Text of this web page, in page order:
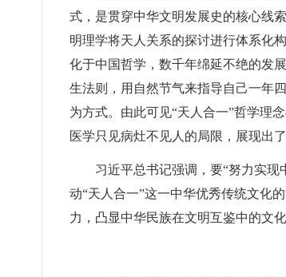
式，是贯穿中华文明发展史的核心线
明理学将天人关系的探讨进行体系化
化于中国哲学，数千年绵延不绝的发
生法则，用自然节气来指导自己一年
为方式。由此可见“天人合一”哲学理
医学只见病灶不见人的局限，展现出
习近平总书记强调，要“努力实
动“天人合一”这一中华优秀传统文化
力，凸显中华民族在文明互鉴中的文